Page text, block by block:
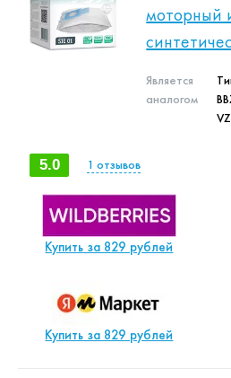
моторный
Является
аналогом
5.0 1 отзывов
Купить за 829 рублей
Купить за 829 рублей